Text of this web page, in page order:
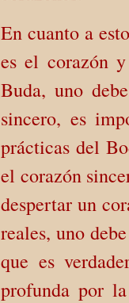
En cuanto a
es el corazón
Buda, uno
sincero, es
prácticas del
el corazón
despertar un
reales, uno
que es
profunda por